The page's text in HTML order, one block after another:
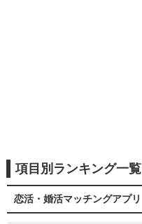
項目別ランキング一覧
恋活・婚活マッチングアプリ